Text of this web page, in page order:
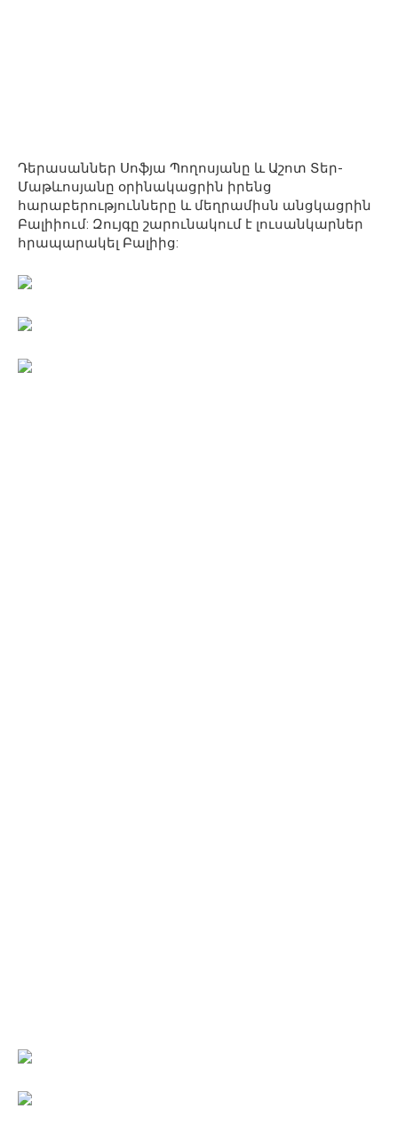
Դերասաններ Սոֆյա Պողոսյանը և Աշոտ Տեր-
Մաթևոսյանը օրինակացրին իրենց
հարաբերությունները և մեղրամիսն անցկացրին
Բալիիում: Զույգը շարունակում է լուսանկարներ
հրապարակել Բալիից: